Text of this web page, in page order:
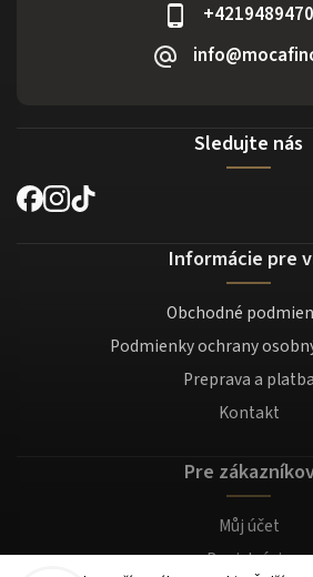
Sledujte nás
Informácie pre
Obchodné
Podmienky ochrany
Preprava a platba
Kontakt
Pre
Můj účet
Registrácia